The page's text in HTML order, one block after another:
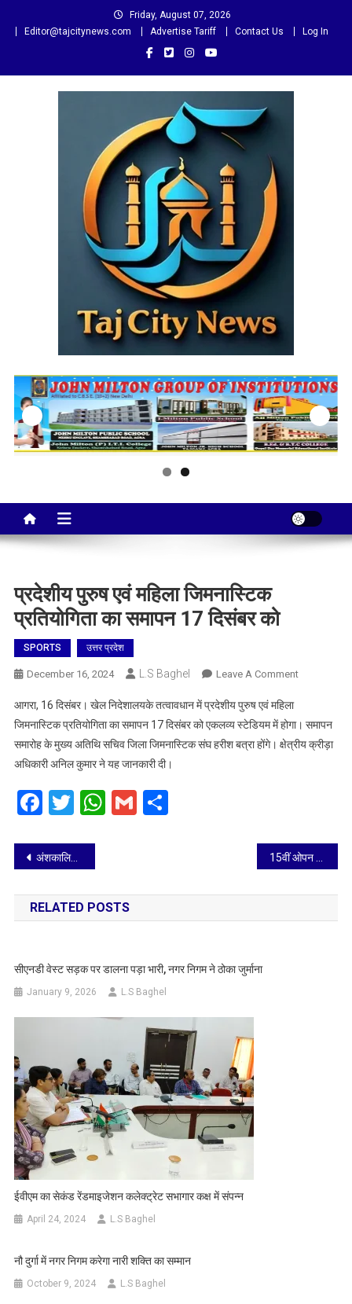
Friday, August 07, 2026
Editor@tajcitynews.com
Advertise Tariff Contact Us Log In
Taj City News
प्रदेशीय पुरुष एवं महिला जिमनास्टिक
प्रतियोगिता का समापन 17 दिसंबर को
SPORTS उत्तर प्रदेश
December 16, 2024 L.S Baghel Leave A CommentOn
एवं
महिला
दिसंबर
को
आगरा, 16 दिसंबर। खेल निदेशालयके तत्वावधान में प्रदेशीय पुरुष एवं महिला
जिमनास्टिक प्रतियोगिता का समापन 17 दिसंबर को एकलव्य स्टेडियम में होगा। समापन
समारोह के मुख्य अतिथि सचिव जिला जिमनास्टिक संघ हरीश बत्रा होंगे। क्षेत्रीय क्रीड़ा
अधिकारी अनिल कुमार ने यह जानकारी दी।
Facebook
Twitter
WhatsApp
GmailShare
Post
navigation
अंशकालिक मानदेय प्रशिक्षक जेम पोर्टल पर आवेदन करें
RELATED POSTS
सीएनडी वेस्ट सड़क पर डालना पड़ा भारी, नगर निगम ने ठोका जुर्माना
January 9, 2026 L.S Baghel
ईवीएम का सेकंड रेंडमाइजेशन कलेक्ट्रेट सभागार कक्ष में संपन्न
April 24, 2024 L.S Baghel
नौ दुर्गा में नगर निगम करेगा नारी शक्ति का सम्मान
October 9, 2024 L.S Baghel